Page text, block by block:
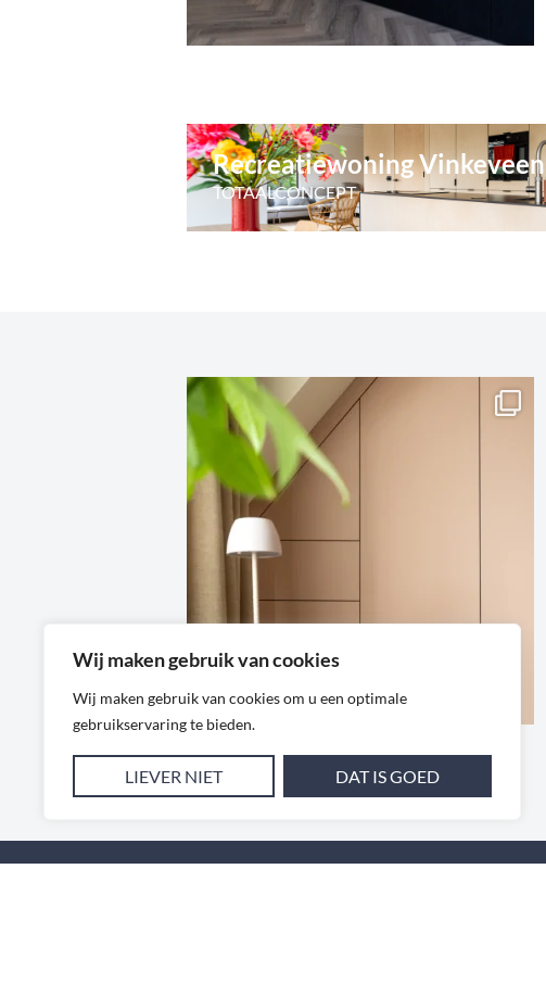
Wij maken gebruik van cookies
Wij maken gebruik van cookies om u een optimale
gebruikservaring te bieden.
LIEVER NIET DAT IS GOED
Recreatiewoning Vinkeveen
TOTAALCONCEPT
BEKIJK MEER OP INSTAGRAM